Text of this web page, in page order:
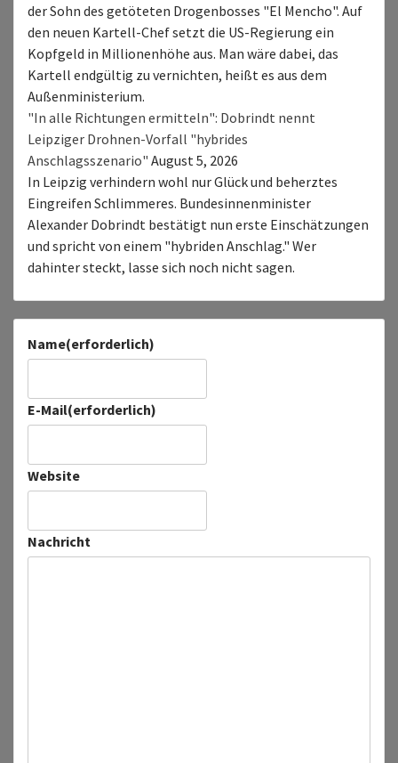
der Sohn des getöteten Drogenbosses "El Mencho". Auf
den neuen Kartell-Chef setzt die US-Regierung ein
Kopfgeld in Millionenhöhe aus. Man wäre dabei, das
Kartell endgültig zu vernichten, heißt es aus dem
Außenministerium.
"In alle Richtungen ermitteln": Dobrindt nennt
Leipziger Drohnen-Vorfall "hybrides
Anschlagsszenario" August 5, 2026
In Leipzig verhindern wohl nur Glück und beherztes
Eingreifen Schlimmeres. Bundesinnenminister
Alexander Dobrindt bestätigt nun erste Einschätzungen
und spricht von einem "hybriden Anschlag." Wer
dahinter steckt, lasse sich noch nicht sagen.
Name(erforderlich)
E-Mail(erforderlich)
Website
Nachricht